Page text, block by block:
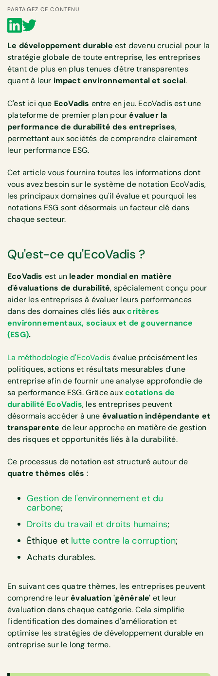
PARTAGEZ CE CONTENU
Le développement durable est devenu crucial pour la
stratégie globale de toute entreprise, les entreprises
étant de plus en plus tenues d'être transparentes
quant à leur impact environnemental et social.
C'est ici que EcoVadis entre en jeu. EcoVadis est une
plateforme de premier plan pourévaluer la
performance de durabilité des entreprises,
permettant aux sociétés de comprendre clairement
leur performance ESG.
Cet article vous fournira toutes les informations dont
vous avez besoin sur le système de notation EcoVadis,
les principaux domaines qu'il évalue et pourquoi les
notations ESG sont désormais un facteur clé dans
chaque secteur.
Qu'est-ce qu'EcoVadis ?
EcoVadis est un leader mondial en matière
d'évaluations de durabilité, spécialement conçu pour
aider les entreprises à évaluer leurs performances
dans des domaines clés liés auxcritères
environnementaux, sociaux et de gouvernance
(ESG).
La méthodologie d'EcoVadisévalue précisément les
politiques, actions et résultats mesurables d'une
entreprise afin de fournir une analyse approfondie de
sa performance ESG. Grâce auxcotations de
durabilité EcoVadis, les entreprises peuvent
désormais accéder à une évaluation indépendante et
transparente de leur approche en matière de gestion
des risques et opportunités liés à la durabilité.
Ce processus de notation est structuré autour de
quatre thèmes clés :
Gestion de l'environnement et du
carbone;
Droits du travail et droits humains;
Éthique et lutte contre la corruption;
Achats durables.
En suivant ces quatre thèmes, les entreprises peuvent
comprendre leurévaluation 'générale' et leur
évaluation dans chaque catégorie. Cela simplifie
l'identification des domaines d'amélioration et
optimise les stratégies de développement durable en
entreprise sur le long terme.